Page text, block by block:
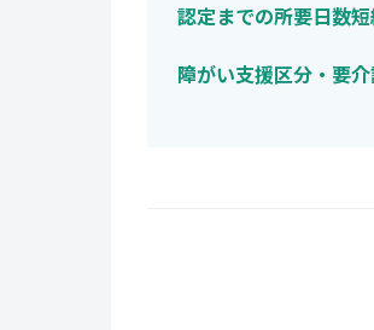
認定までの所要日数
障がい支援区分・要